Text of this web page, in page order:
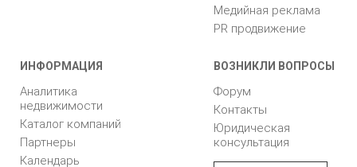
Медийная реклама
PR продвижение
ИНФОРМАЦИЯ
Аналитика
недвижимости
Каталог компаний
Партнеры
Календарь
ВОЗНИКЛИ ВОПРОСЫ
Форум
Контакты
Юридическая
консультация